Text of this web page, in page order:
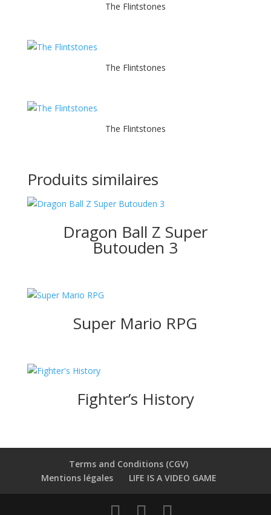
The Flintstones
The Flintstones
The Flintstones
Produits similaires
Dragon Ball Z Super
Butouden 3
Super Mario RPG
Fighter’s History
Terms and Conditions (CGV)
Mentions légales
LIFE IS A VIDEO GAME